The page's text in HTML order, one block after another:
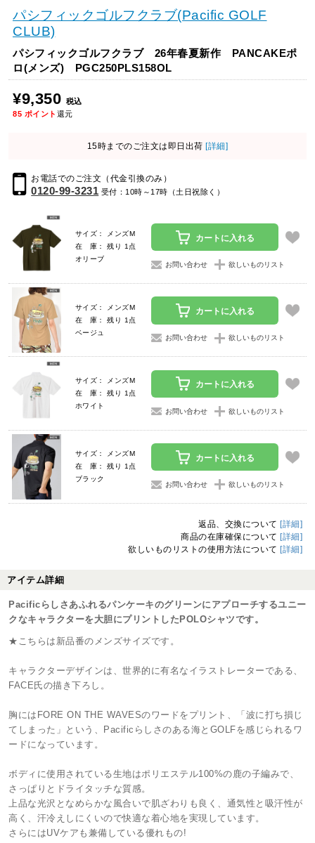
パシフィックゴルフクラブ(Pacific GOLF
CLUB)
パシフィックゴルフクラブ 26年春夏新作 PANCAKEポ
ロ(メンズ) PGC250PLS158OL
¥9,350 税込
85 ポイント 還元
15時までのご注文は即日出荷 [詳細]
お電話でのご注文（代金引換のみ）
0120-99-3231 受付：10時～17時（土日祝除く）
サイズ： メンズM
在 庫： 残り 1点
オリーブ
カートに入れる
お問い合わせ 欲しいものリスト
サイズ： メンズM
在 庫： 残り 1点
ベージュ
カートに入れる
お問い合わせ 欲しいものリスト
サイズ： メンズM
在 庫： 残り 1点
ホワイト
カートに入れる
お問い合わせ 欲しいものリスト
サイズ： メンズM
在 庫： 残り 1点
ブラック
カートに入れる
お問い合わせ 欲しいものリスト
返品、交換について [詳細]
商品の在庫確保について [詳細]
欲しいものリストの使用方法について [詳細]
アイテム詳細
Pacificらしさあふれるパンケーキのグリーンにアプローチするユニー
クなキャラクターを大胆にプリントしたPOLOシャツです。
★こちらは新品番のメンズサイズです。
キャラクターデザインは、世界的に有名なイラストレーターである、
FACE氏の描き下ろし。
胸にはFORE ON THE WAVESのワードをプリント、「波に打ち損じ
てしまった」という、Pacificらしさのある海とGOLFを感じられるワ
ードになっています。
ボディに使用されている生地はポリエステル100%の鹿の子編みで、
さっぱりとドライタッチな質感。
上品な光沢となめらかな風合いで肌ざわりも良く、通気性と吸汗性が
高く、汗冷えしにくいので快適な着心地を実現しています。
さらにはUVケアも兼備している優れもの!